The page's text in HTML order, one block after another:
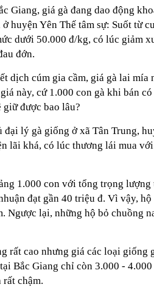
thuộc Đại học Bách khoa Hà Nội
tượng tại vòng sơ khảo Miss Galaxy
điện thoại để "hoàn tất thủ tục dịch
gần 600 triệu đồng
Tam Đảo
Giang, giá gà đang dao động
huyện Yên Thế tâm sự: Suốt từ
dưới 50.000 đ/kg, có lúc giảm
đớn.
dịch cúm gia cầm, giá gà lai mía
này, cứ 1.000 con gà khi bán
được bao lâu?
lý gà giống ở xã Tân Trung,
lãi khá, có lúc thương lái mua
1.000 con với tổng trọng lượng
đạt gần 40 triệu đ. Vì vậy, hộ
Ngược lại, những hộ bỏ chuồng
rất cao nhưng giá các loại giống
Bắc Giang chỉ còn 3.000 -
chậm.